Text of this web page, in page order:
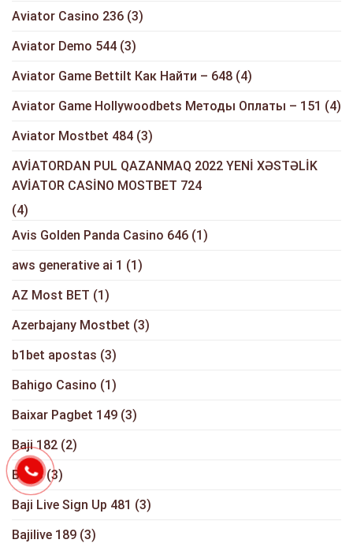
Aviator Casino 236 (3)
Aviator Demo 544 (3)
Aviator Game Bettilt Как Найти – 648 (4)
Aviator Game Hollywoodbets Методы Оплаты – 151 (4)
Aviator Mostbet 484 (3)
AVİATORDAN PUL QAZANMAQ 2022 YENİ XƏSTƏLİK
AVİATOR CASİNO MOSTBET 724
(4)
Avis Golden Panda Casino 646 (1)
aws generative ai 1 (1)
AZ Most BET (1)
Azerbajany Mostbet (3)
b1bet apostas (3)
Bahigo Casino (1)
Baixar Pagbet 149 (3)
Baji 182 (2)
Baji 3(3)
Baji Live Sign Up 481 (3)
Bajilive 189 (3)